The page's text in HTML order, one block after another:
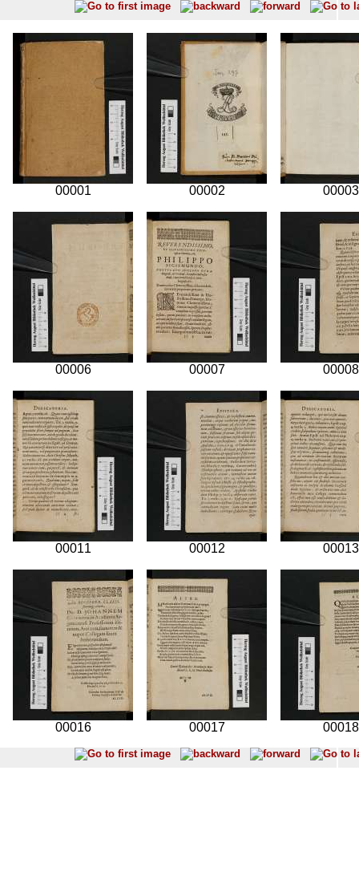
00001 00002 00003
00006 00007 00008
00011 00012 00013
00016 00017 00018